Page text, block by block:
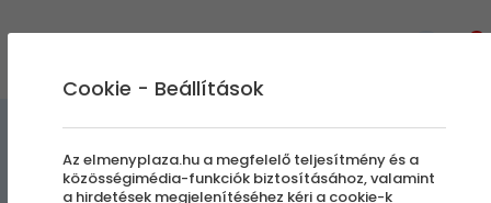
Cookie - Beállítások
Az elmenyplaza.hu a megfelelő teljesítmény és a
közösségimédia-funkciók biztosításához, valamint
a hirdetések megjelenítéséhez kéri a cookie-k